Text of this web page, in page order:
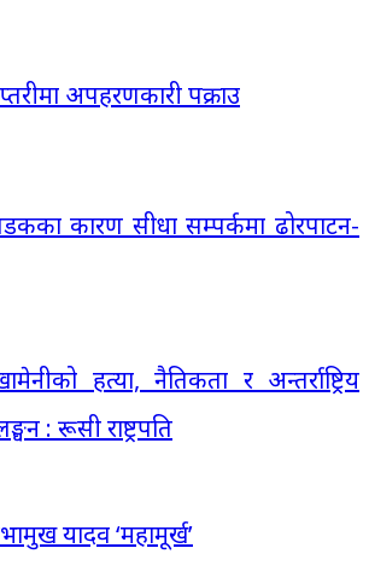
अपहरणकारी पक्राउ
कारण सीधा सम्पर्कमा ढोरपाटन-
हत्या, नैतिकता र अन्तर्राष्ट्रिय
: रूसी राष्ट्रपति
यादव ‘महामूर्ख’